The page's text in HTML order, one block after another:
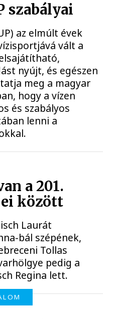
szabályai
az elmúlt évek
vált a
nyújt, és egészen
meg a magyar
hogy a vízen
és szabályos
lenni a
a 201.
között
Laurát
bál szépének,
Tollas
pedig a
Regina lett.